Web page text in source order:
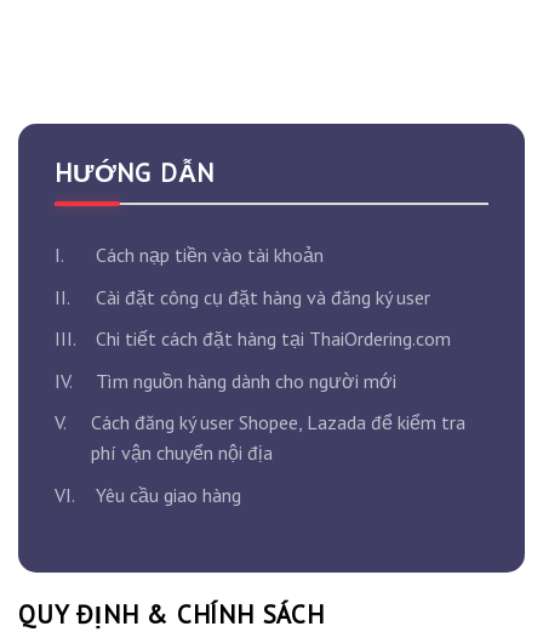
HƯỚNG DẪN
I.
Cách nạp tiền vào tài khoản
II.
Cài đặt công cụ đặt hàng và đăng ký user
III.
Chi tiết cách đặt hàng tại ThaiOrdering.com
IV.
Tìm nguồn hàng dành cho người mới
V.
Cách đăng ký user Shopee, Lazada để kiểm tra
phí vận chuyển nội địa
VI.
Yêu cầu giao hàng
QUY ĐỊNH & CHÍNH SÁCH